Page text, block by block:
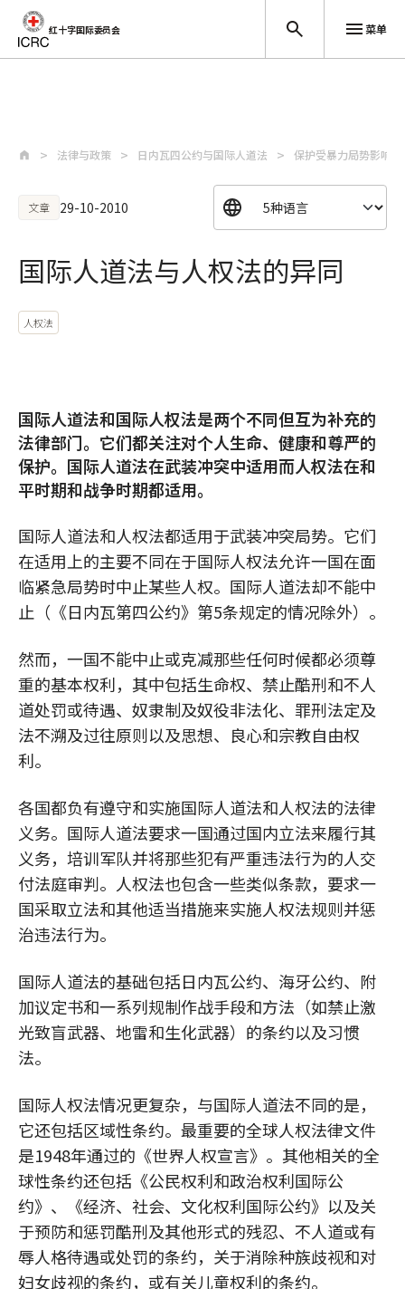
红十字国际委员会 菜单
法律与政策 日内瓦四公约与国际人道法 保护受暴力局势影响
文章 29-10-2010
国际人道法与人权法的异同
人权法
国际人道法和国际人权法是两个不同但互为补充的
法律部门。它们都关注对个人生命、健康和尊严的
保护。国际人道法在武装冲突中适用而人权法在和
平时期和战争时期都适用。
国际人道法和人权法都适用于武装冲突局势。它们
在适用上的主要不同在于国际人权法允许一国在面
临紧急局势时中止某些人权。国际人道法却不能中
止（《日内瓦第四公约》第5条规定的情况除外）。
然而，一国不能中止或克减那些任何时候都必须尊
重的基本权利，其中包括生命权、禁止酷刑和不人
道处罚或待遇、奴隶制及奴役非法化、罪刑法定及
法不溯及过往原则以及思想、良心和宗教自由权
利。
各国都负有遵守和实施国际人道法和人权法的法律
义务。国际人道法要求一国通过国内立法来履行其
义务，培训军队并将那些犯有严重违法行为的人交
付法庭审判。人权法也包含一些类似条款，要求一
国采取立法和其他适当措施来实施人权法规则并惩
治违法行为。
国际人道法的基础包括日内瓦公约、海牙公约、附
加议定书和一系列规制作战手段和方法（如禁止激
光致盲武器、地雷和生化武器）的条约以及习惯
法。
国际人权法情况更复杂，与国际人道法不同的是，
它还包括区域性条约。最重要的全球人权法律文件
是1948年通过的《世界人权宣言》。其他相关的全
球性条约还包括《公民权利和政治权利国际公
约》、《经济、社会、文化权利国际公约》以及关
于预防和惩罚酷刑及其他形式的残忍、不人道或有
辱人格待遇或处罚的条约，关于消除种族歧视和对
妇女歧视的条约，或有关儿童权利的条约。